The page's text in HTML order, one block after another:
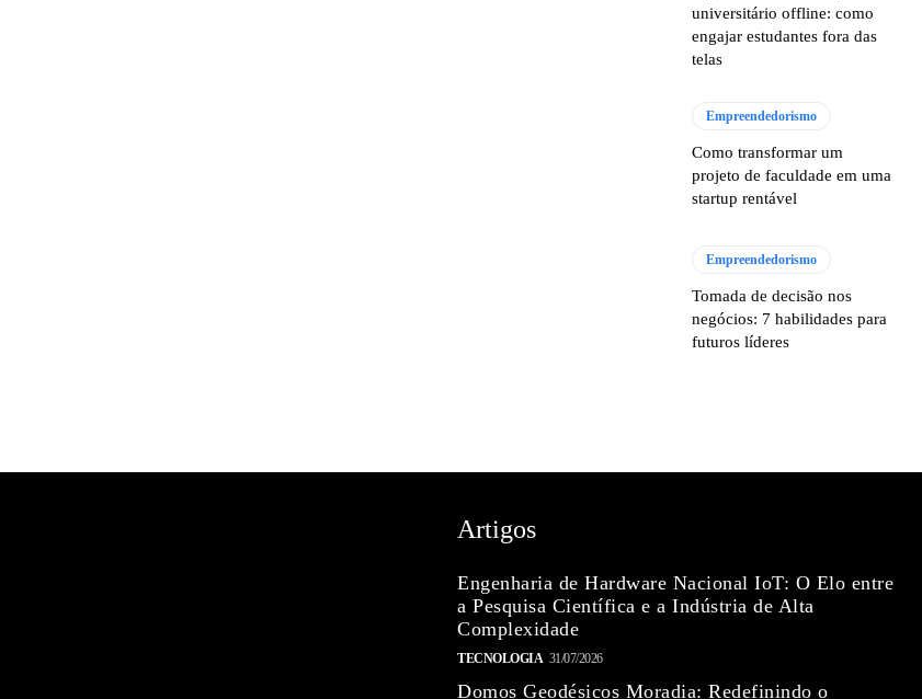
universitário offline: como
engajar estudantes fora das
telas
Empreendedorismo
Como transformar um
projeto de faculdade em uma
startup rentável
Empreendedorismo
Tomada de decisão nos
negócios: 7 habilidades para
futuros líderes
Artigos
Engenharia de Hardware Nacional IoT: O Elo entre
a Pesquisa Científica e a Indústria de Alta
Complexidade
TECNOLOGIA 31/07/2026
Domos Geodésicos Moradia: Redefinindo o